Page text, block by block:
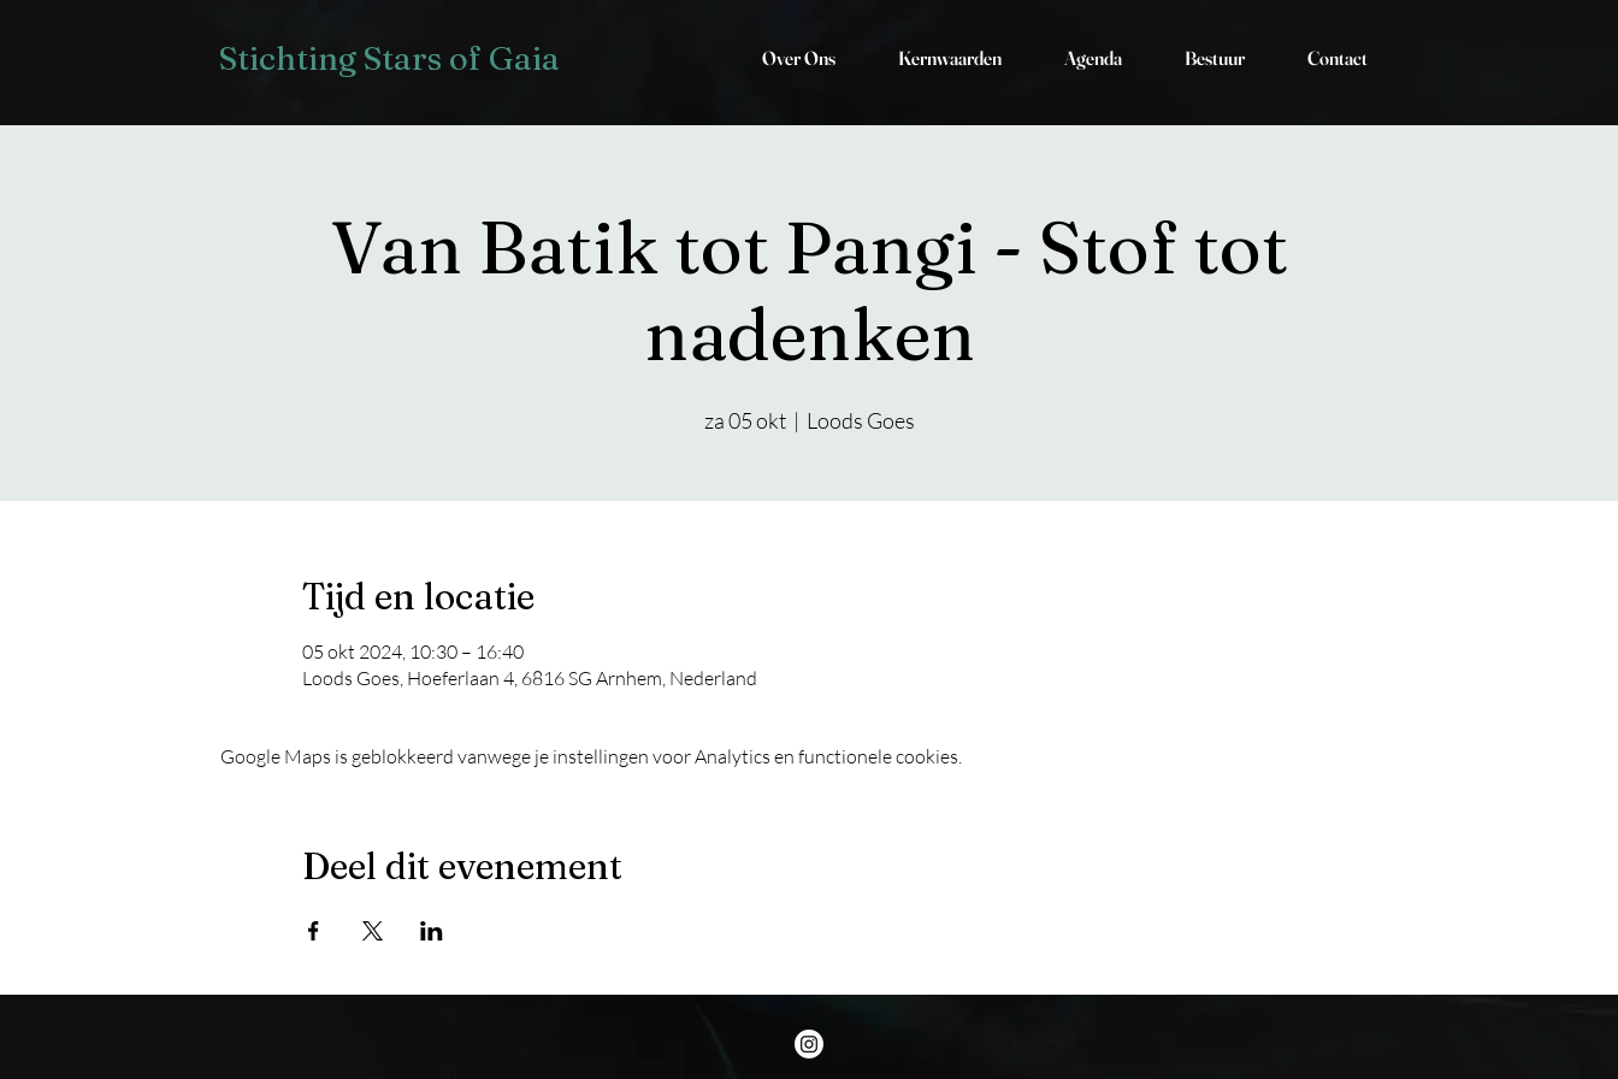
Stichting Stars of Gaia Over Ons Kernwaarden Agenda Bestuur Contact
Van Batik tot Pangi - Stof tot
nadenken
za 05 okt
  |
Loods Goes
Tijd en locatie
05 okt 2024, 10:30 – 16:40
Loods Goes, Hoeferlaan 4, 6816 SG Arnhem, Nederland
Google Maps is geblokkeerd vanwege je instellingen voor Analytics en functionele cookies.
Deel dit evenement